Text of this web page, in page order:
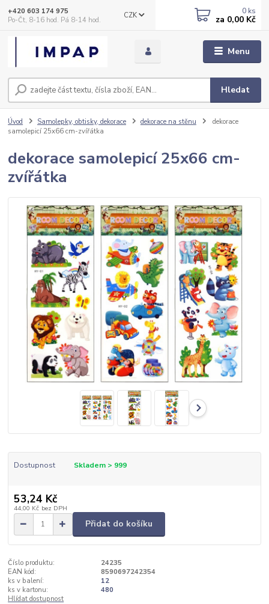
Menu
CZK
Hledat
+420 603 174 975
Po-Čt, 8-16 hod. Pá 8-14 hod.
0 ks
za 0,00 Kč
Úvod Samolepky, obtisky, dekorace dekorace na stěnu
dekorace
samolepicí 25x66 cm-zvířátka
dekorace samolepicí 25x66 cm-
zvířátka
Dostupnost Skladem > 999
53,24 Kč
44,00 Kč bez DPH
Přidat do košíku
Číslo produktu:
24235
EAN kód:
8590697242354
ks v balení:
12
ks v kartonu:
480
Hlídat dostupnost